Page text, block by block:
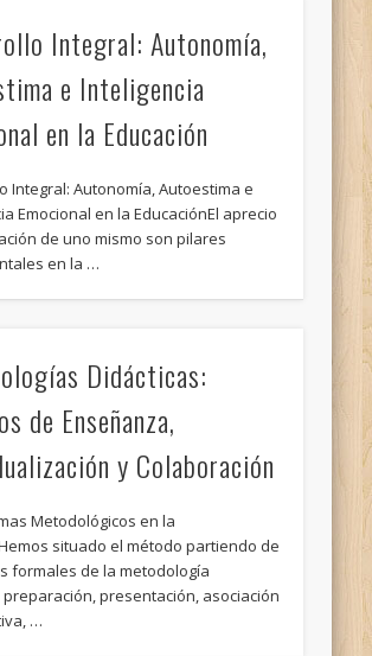
Integral: Autonomía,
e Inteligencia
en la Educación
Integral: Autonomía, Autoestima e
Emocional en la EducaciónEl aprecio
de uno mismo son pilares
en la …
Didácticas:
de Enseñanza,
y Colaboración
Metodológicos en la
situado el método partiendo de
formales de la metodología
preparación, presentación, asociación
…